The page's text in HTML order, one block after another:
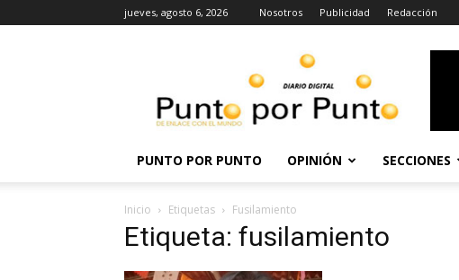
jueves, agosto 6, 2026 Nosotros Publicidad Redacción
Punto
PUNTO POR PUNTO OPINIÓN SECCIONES
Inicio Etiquetas Fusilamiento
Etiqueta: fusilamiento